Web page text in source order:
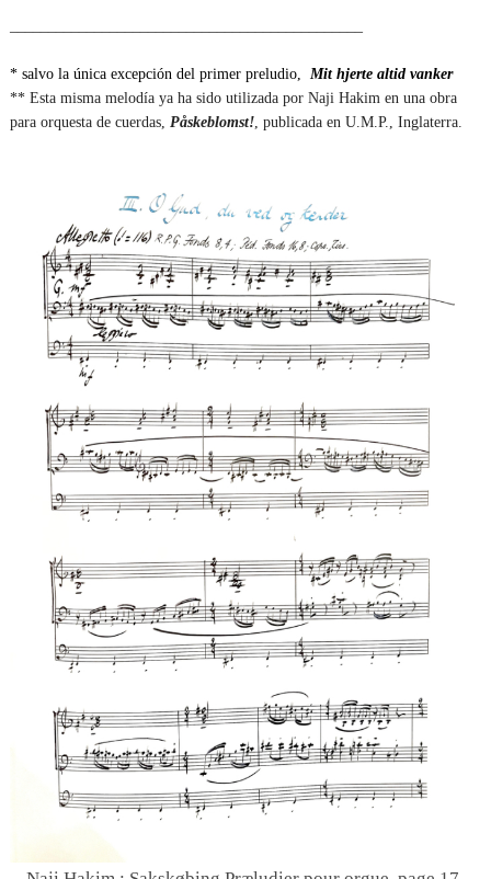
* salvo la única excepción del primer preludio, Mit hjerte altid vanker
** Esta misma melodía ya ha sido utilizada por Naji Hakim en una obra
para orquesta de cuerdas, Påskeblomst!, publicada en U.M.P., Inglaterra.